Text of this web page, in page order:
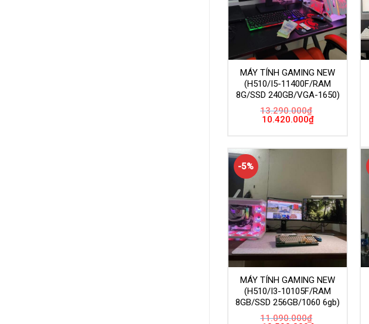
MÁY TÍNH GAMING NEW
(H510/I5-11400F/RAM
8G/SSD 240GB/VGA-1650)
13.290.000₫
Giá
gốc
10.420.000₫Giá
hiện
10.420.000₫.
-5%
MÁY TÍNH GAMING NEW
(H510/I3-10105F/RAM
8GB/SSD 256GB/1060 6gb)
11.090.000₫